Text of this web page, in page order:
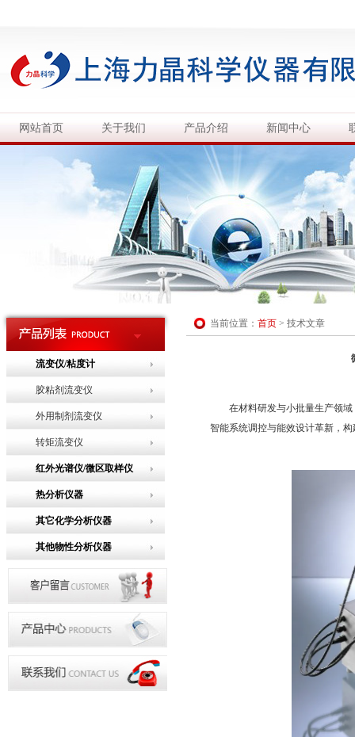
网站首页 关于我们 产品介绍 新闻中心
流变仪/粘度计
胶粘剂流变仪
外用制剂流变仪
转矩流变仪
红外光谱仪/微区取样仪
热分析仪器
其它化学分析仪器
其他物性分析仪器
当前位置： 首页 > 技术文章
在材料研发与小批量生产领域
智能系统调控与能效设计革新，